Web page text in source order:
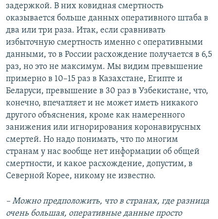
задержкой. В них ковидная смертность
оказывается больше данных оперативного штаба в
два или три раза. Итак, если сравнивать
избыточную смертность именно с оперативными
данными, то в России расхождение получается в 6,5
раз, но это не максимум. Мы видим превышение
примерно в 10–15 раз в Казахстане, Египте и
Беларуси, превышение в 30 раз в Узбекистане, что,
конечно, впечатляет и не может иметь никакого
другого объяснения, кроме как намеренного
занижения или игнорирования коронавирусных
смертей. Но надо понимать, что по многим
странам у нас вообще нет информации об общей
смертности, и какое расхождение, допустим, в
Северной Корее, никому не известно.
– Можно предположить, что в странах, где разница
очень большая, оперативные данные просто